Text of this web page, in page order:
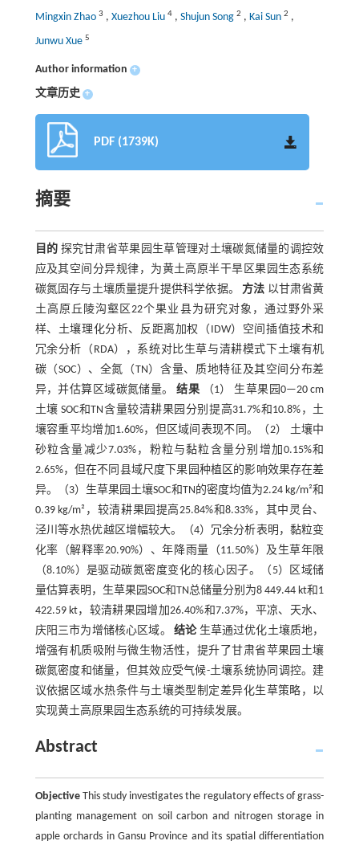
Mingxin Zhao 3 , Xuezhou Liu 4, Shujun Song 2 , Kai Sun 2 ,
Junwu Xue 5
Author information +
文章历史 +
PDF (1739K)
摘要
目的 探究甘肃省苹果园生草管理对土壤碳氮储量的调控效
应及其空间分异规律，为黄土高原半干旱区果园生态系统
碳氮固存与土壤质量提升提供科学依据。方法 以甘肃省黄
土高原丘陵沟壑区22个果业县为研究对象，通过野外采
样、土壤理化分析、反距离加权（IDW）空间插值技术和
冗余分析（RDA），系统对比生草与清耕模式下土壤有机
碳（SOC）、全氮（TN）含量、质地特征及其空间分布差
异，并估算区域碳氮储量。结果 （1） 生草果园0—20 cm
土壤 SOC和TN含量较清耕果园分别提高31.7%和10.8%，土
壤容重平均增加1.60%，但区域间表现不同。（2） 土壤中
砂粒含量减少7.03%，粉粒与黏粒含量分别增加0.15%和
2.65%，但在不同县域尺度下果园种植区的影响效果存在差
异。（3）生草果园土壤SOC和TN的密度均值为2.24 kg/m²和
0.39 kg/m²，较清耕果园提高25.84%和8.33%，其中灵台、
泾川等水热优越区增幅较大。（4）冗余分析表明，黏粒变
化率（解释率20.90%）、年降雨量（11.50%）及生草年限
（8.10%）是驱动碳氮密度变化的核心因子。（5）区域储
量估算表明，生草果园SOC和TN总储量分别为8 449.44 kt和1
422.59 kt，较清耕果园增加26.40%和7.37%，平凉、天水、
庆阳三市为增储核心区域。 结论生草通过优化土壤质地，
增强有机质吸附与微生物活性，提升了甘肃省苹果园土壤
碳氮密度和储量，但其效应受气候-土壤系统协同调控。建
议依据区域水热条件与土壤类型制定差异化生草策略，以
实现黄土高原果园生态系统的可持续发展。
Abstract
ObjectiveThis study investigates the regulatory effects of grass-
planting management on soil carbon and nitrogen storage in
apple orchards in Gansu Province and its spatial differentiation